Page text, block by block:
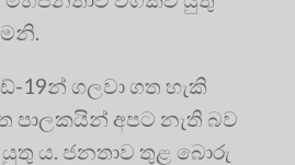
19න් ගලවා ගත හැකි
පාලකයින් අපට නැති බව
යුතු ය. ජනතාව තුළ බොරු